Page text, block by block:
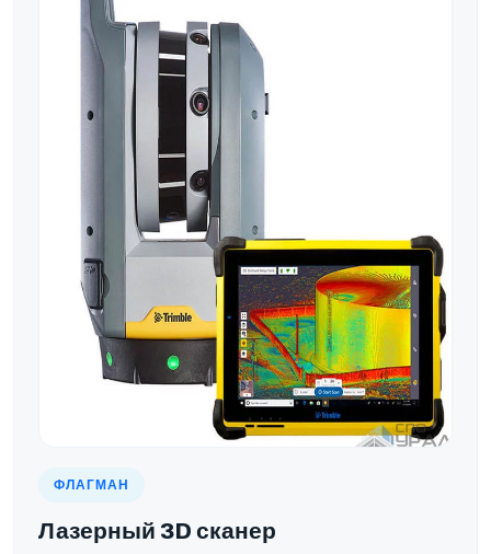
ФЛАГМАН
Лазерный 3D сканер